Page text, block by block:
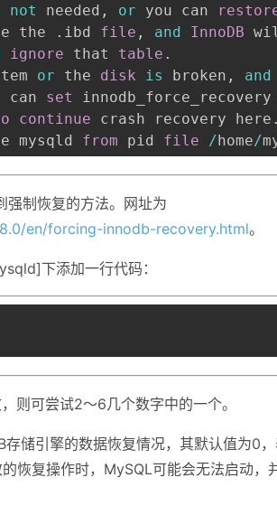
not needed , or you can
the . ibd file , and InnoDB
ignore that table .
or the disk is broken , and
can set
continue crash recovery here .
mysqld from pid file /home/
强制恢复的方法。网址为
en/forcing-innodb-recovery.html。
下添加一行代码：
则可尝试2～6几个数字中的一个。
储引擎的数据恢复情况，其默认值为0
恢复操作时，MySQL可能会无法启动，